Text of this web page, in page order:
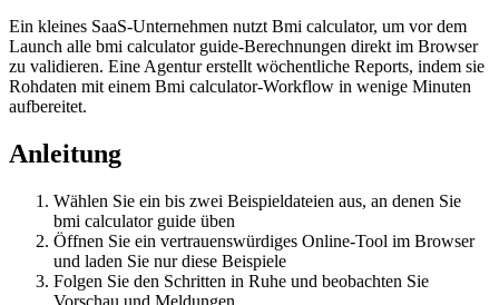
Ein kleines SaaS-Unternehmen nutzt Bmi calculator, um vor dem
Launch alle bmi calculator guide-Berechnungen direkt im Browser
zu validieren. Eine Agentur erstellt wöchentliche Reports, indem sie
Rohdaten mit einem Bmi calculator-Workflow in wenige Minuten
aufbereitet.
Anleitung
Wählen Sie ein bis zwei Beispieldateien aus, an denen Sie
bmi calculator guide üben
Öffnen Sie ein vertrauenswürdiges Online‑Tool im Browser
und laden Sie nur diese Beispiele
Folgen Sie den Schritten in Ruhe und beobachten Sie